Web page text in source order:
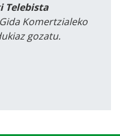
Telebista
Komertzialeko
gozatu.